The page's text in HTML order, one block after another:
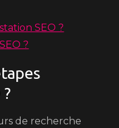
SEO ?
?
de recherche